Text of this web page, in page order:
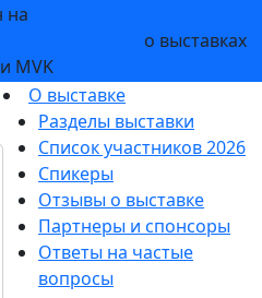
на
о выставках
MVK
О выставке
Разделы выставки
Список участников 2026
Спикеры
Отзывы о выставке
Партнеры и спонсоры
Ответы на частые
вопросы